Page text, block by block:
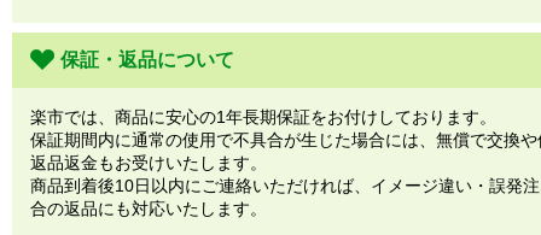
保証・返品について
楽市では、商品に安心の1年長期保証をお付けしております。
保証期間内に通常の使用で不具合が生じた場合には、無償で交換
返品返金もお受けいたします。
商品到着後10日以内にご連絡いただければ、イメージ違い・誤発
合の返品にも対応いたします。